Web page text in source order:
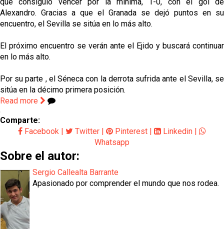
que consiguió vencer por la mínima, 1-0, con el gol de
Alexandro. Gracias a que el Granada se dejó puntos en su
encuentro, el Sevilla se sitúa en lo más alto.
El próximo encuentro se verán ante el Ejido y buscará continuar
en lo más alto.
Por su parte , el Séneca con la derrota sufrida ante el Sevilla, se
sitúa en la décimo primera posición.
Read more
Comparte:
Facebook
Twitter Pinterest Linkedin
Whatsapp
Sobre el autor:
Sergio Callealta Barrante
Apasionado por comprender el mundo que nos rodea.